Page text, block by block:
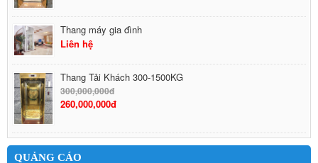
Thang máy gia đình
Liên hệ
Thang Tải Khách 300-1500KG
300,000,000đ
260,000,000đ
QUẢNG CÁO